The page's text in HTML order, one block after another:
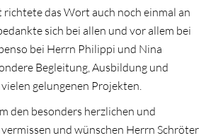
richtete das Wort auch noch einmal an
sich bei allen und vor allem bei
bei Herrn Philippi und Nina
Begleitung, Ausbildung und
gelungenen Projekten.
den besonders herzlichen und
und wünschen Herrn Schröter